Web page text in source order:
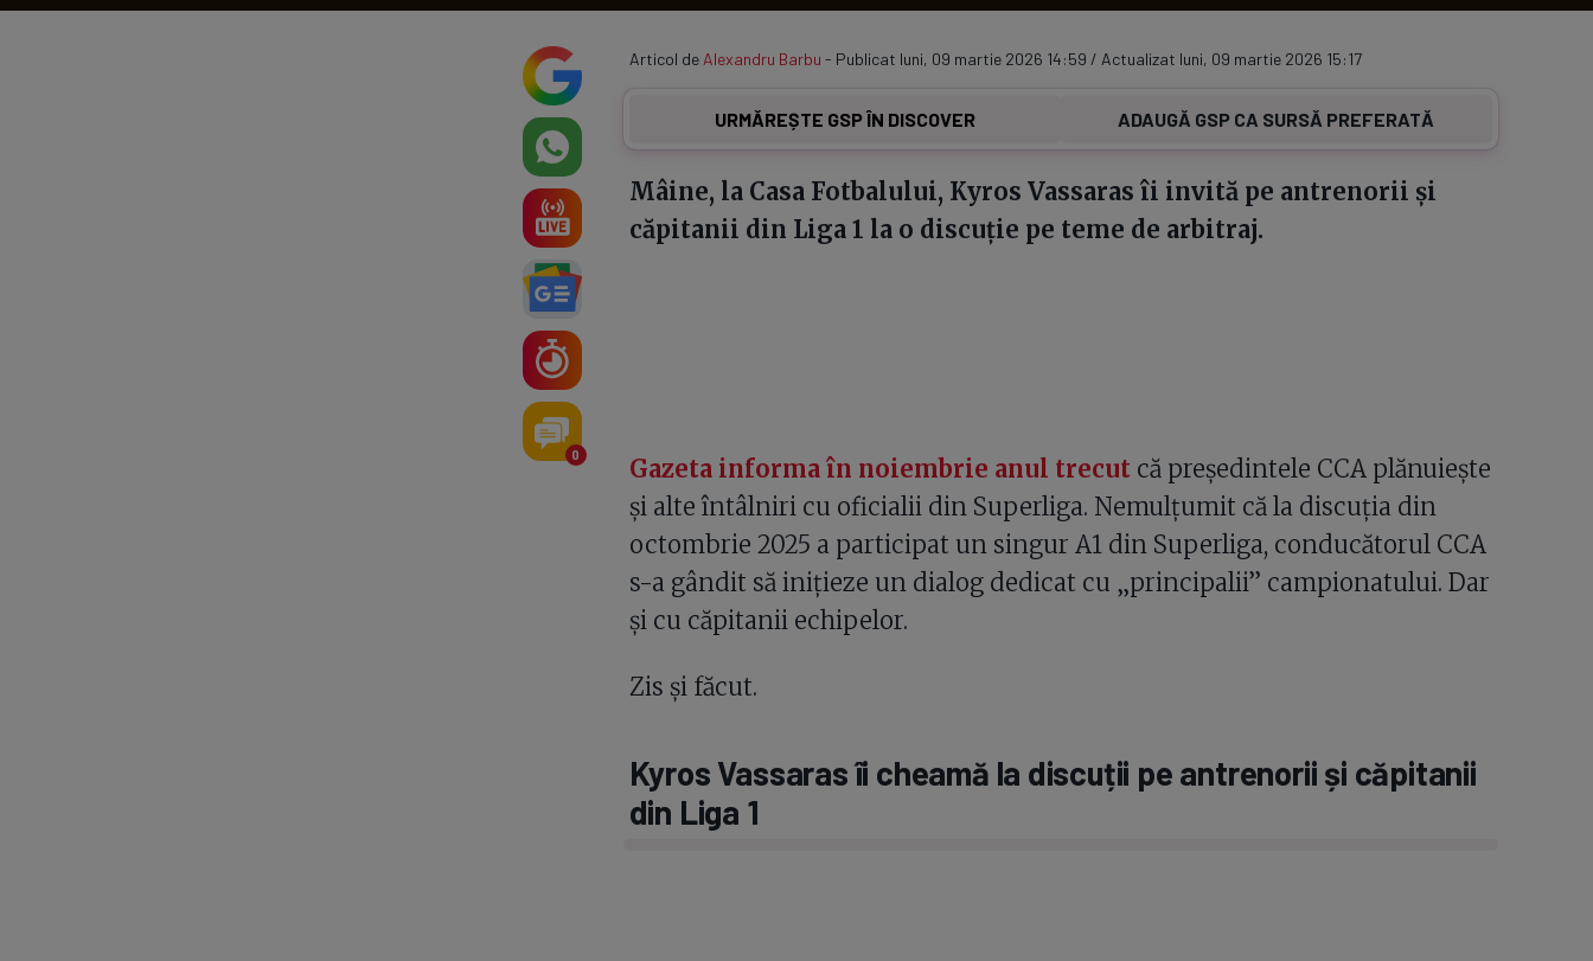
0
Articol de Alexandru Barbu - Publicat luni, 09 martie 2026 14:59 / Actualizat luni, 09 martie 2026 15:17
URMĂREȘTE GSP ÎN DISCOVER ADAUGĂ GSP CA SURSĂ PREFERATĂ
Mâine, la Casa Fotbalului, Kyros Vassaras îi invită pe antrenorii și
căpitanii din Liga 1 la o discuție pe teme de arbitraj.
Gazeta informa în noiembrie anul trecutcă președintele CCA plănuiește
și alte întâlniri cu oficialii din Superliga. Nemulțumit că la discuția din
octombrie 2025 a participat un singur A1 din Superliga, conducătorul CCA
s-a gândit să inițieze un dialog dedicat cu „principalii” campionatului. Dar
și cu căpitanii echipelor.
Zis și făcut.
Kyros Vassaras îi cheamă la discuții pe antrenorii și căpitanii
din Liga 1